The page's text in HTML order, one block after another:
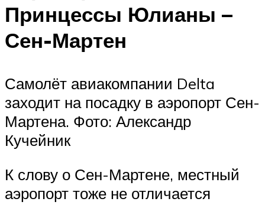
Принцессы Юлианы –
Сен-Мартен
Самолёт авиакомпании Delta
заходит на посадку в аэропорт Сен-
Мартена. Фото: Александр
Кучейник
К слову о Сен-Мартене, местный
аэропорт тоже не отличается